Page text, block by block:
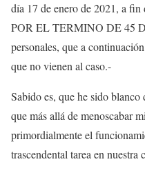
día 17 de enero de 2021, a
POR EL TERMINO DE 45
personales, que a
que no vienen al caso.-
Sabido es, que he sido
que más allá de menoscabar
primordialmente el
trascendental tarea en nuestra